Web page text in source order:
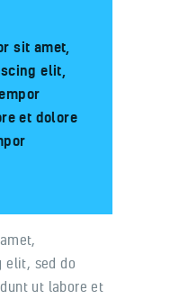
sit amet,
elit,
et dolore
elit, sed do
ut labore et